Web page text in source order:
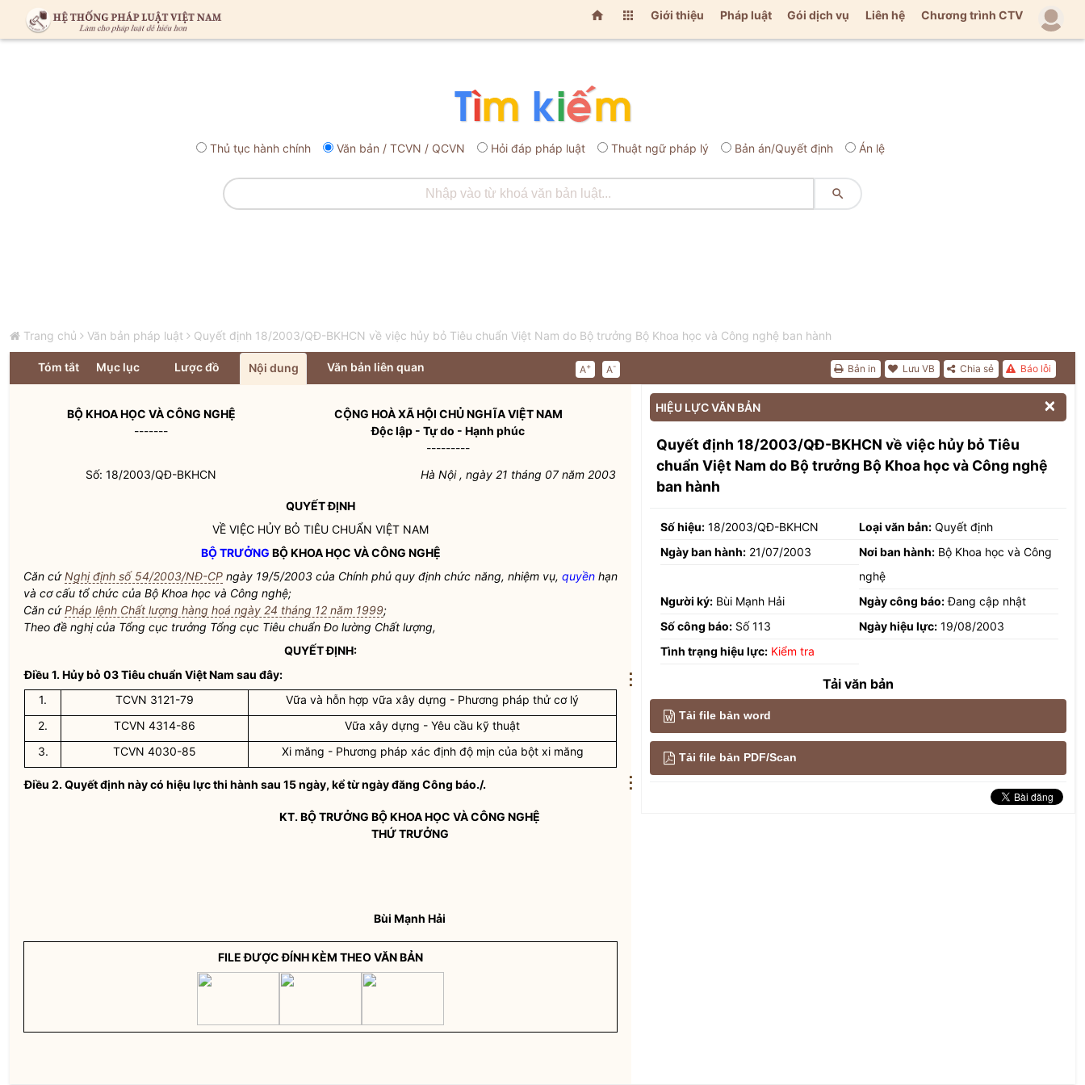
  Giới thiệu Pháp luật Gói dịch vụ Liên hệ Chương trình CTV
Thủ tục hành chính Văn bản / TCVN / QCVN Hỏi đáp pháp luật Thuật ngữ pháp lý Bản án/Quyết định Án lệ

Trang chủ Văn bản pháp luật Quyết định 18/2003/QĐ-BKHCN về việc hủy bỏ Tiêu chuẩn Việt Nam do Bộ trưởng Bộ Khoa học và Công nghệ ban hành
Tóm tắt Mục lục Lược đồ Nội dung Văn bản liên quan A+ A- Báo lỗi
Chia sẻ
Lưu VB
Bản in
BỘ KHOA HỌC VÀ CÔNG NGHỆ
-------
CỘNG HOÀ XÃ HỘI CHỦ NGHĨA VIỆT NAM
Độc lập - Tự do - Hạnh phúc
---------
Số: 18/2003/QĐ-BKHCN
Hà Nội , ngày 21 tháng 07 năm 2003
QUYẾT ĐỊNH
VỀ VIỆC HỦY BỎ TIÊU CHUẨN VIỆT NAM
BỘ TRƯỞNG BỘ KHOA HỌC VÀ CÔNG NGHỆ
Căn cứNghị định số 54/2003/NĐ-CPngày 19/5/2003 của Chính phủ quy định chức năng, nhiệm vụ, quyềnhạn
và cơ cấu tổ chức của Bộ Khoa học và Công nghệ;
Căn cứPháp lệnh Chất lượng hàng hoá ngày 24 tháng 12 năm 1999;
Theo đề nghị của Tổng cục trưởng Tổng cục Tiêu chuẩn Đo lường Chất lượng,
QUYẾT ĐỊNH:
Điều 1.Hủy bỏ 03 Tiêu chuẩn Việt Nam sau đây:
1.
TCVN 3121-79
Vữa và hỗn hợp vữa xây dựng - Phương pháp thử cơ lý
2.
TCVN 4314-86
Vữa xây dựng - Yêu cầu kỹ thuật
3.
TCVN 4030-85 Xi măng - Phương pháp xác định độ mịn của bột xi măng
Điều 2.Quyết định này có hiệu lực thi hành sau 15 ngày, kể từ ngày đăng Công báo./.
KT.BỘ TRƯỞNG BỘ KHOA HỌC VÀ CÔNG NGHỆ
THỨ TRƯỞNG
Bùi Mạnh Hải
FILE ĐƯỢC ĐÍNH KÈM THEO VĂN BẢN
HIỆU LỰC VĂN BẢN 
Quyết định 18/2003/QĐ-BKHCN về việc hủy bỏ Tiêu
chuẩn Việt Nam do Bộ trưởng Bộ Khoa học và Công nghệ
ban hành
Số hiệu: 18/2003/QĐ-BKHCN Loại văn bản: Quyết định
Ngày ban hành: 21/07/2003 Nơi ban hành: Bộ Khoa học và Công
nghệ
Người ký: Bùi Mạnh Hải Ngày công báo:Đang cập nhật
Số công báo: Số 113 Ngày hiệu lực: 19/08/2003
Tình trạng hiệu lực: Kiểm tra
Tải văn bản
Tải file bản word
Tải file bản PDF/Scan
⋮
⋮